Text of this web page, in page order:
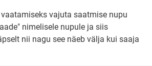
vajuta saatmise nupu
nimelisele nupule ja siis
nii nagu see näeb välja kui saaja